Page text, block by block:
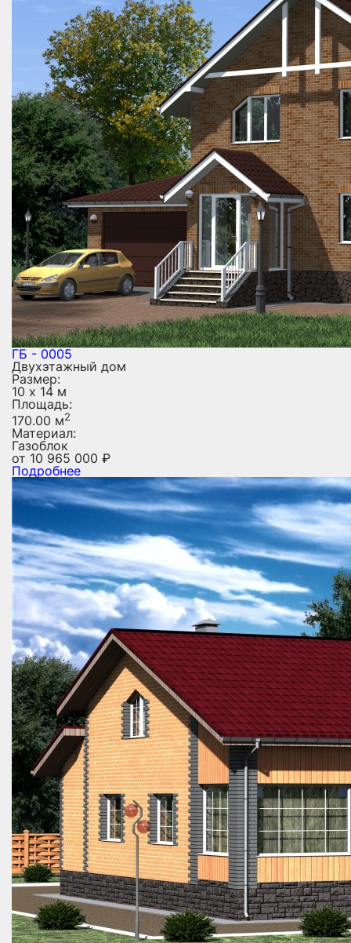
ГБ - 0005
Двухэтажный дом
Размер:
10 х 14 м
Площадь:
170.00 м2
Материал:
Газоблок
от 10 965 000 ₽
Подробнее